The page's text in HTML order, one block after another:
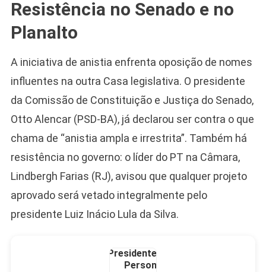
Resistência no Senado e no
Planalto
A iniciativa de anistia enfrenta oposição de nomes
influentes na outra Casa legislativa. O presidente
da Comissão de Constituição e Justiça do Senado,
Otto Alencar (PSD-BA), já declarou ser contra o que
chama de “anistia ampla e irrestrita”. Também há
resistência no governo: o líder do PT na Câmara,
Lindbergh Farias (RJ), avisou que qualquer projeto
aprovado será vetado integralmente pelo
presidente Luiz Inácio Lula da Silva.
10,00 S/JUROS
R$60,00R$99,00 -39%
Ver no MERCADO
LIVRE
Presidente Porcelana
Personalizada